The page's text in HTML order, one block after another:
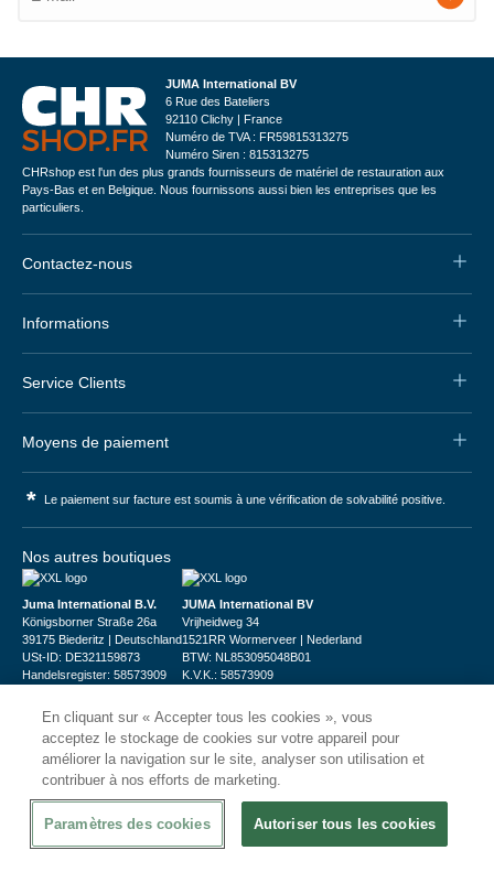
JUMA International BV
6 Rue des Bateliers
92110 Clichy | France
Numéro de TVA : FR59815313275
Numéro Siren : 815313275
CHRshop est l'un des plus grands fournisseurs de matériel de restauration aux
Pays-Bas et en Belgique. Nous fournissons aussi bien les entreprises que les
particuliers.
Contactez-nous
Informations
Service Clients
Moyens de paiement
* Le paiement sur facture est soumis à une vérification de solvabilité positive.
Nos autres boutiques
Juma International B.V.
Königsborner Straße 26a
39175 Biederitz | Deutschland
USt-ID: DE321159873
Handelsregister: 58573909
JUMA International BV
Vrijheidweg 34
1521RR Wormerveer | Nederland
BTW: NL853095048B01
K.V.K.: 58573909
© 2026CHRshop
En cliquant sur « Accepter tous les cookies », vous
acceptez le stockage de cookies sur votre appareil pour
améliorer la navigation sur le site, analyser son utilisation et
contribuer à nos efforts de marketing.
Paramètres des cookies Autoriser tous les cookies